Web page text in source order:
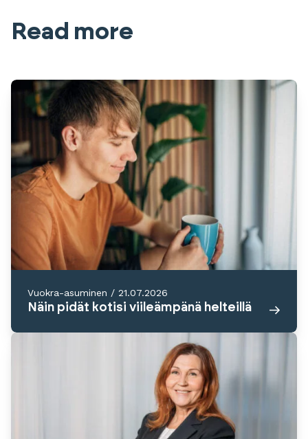
Read more
Vuokra-asuminen / 21.07.2026
Näin pidät kotisi viileämpänä helteillä